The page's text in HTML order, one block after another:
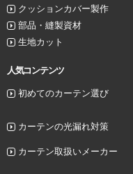
クッションカバー製作
部品・縫製資材
生地カット
人気コンテンツ
初めてのカーテン選び
カーテンの光漏れ対策
カーテン取扱いメーカー